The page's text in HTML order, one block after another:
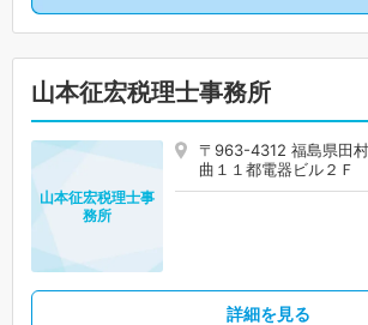
山本征宏税理士事務所
〒963-4312 福島県田
曲１１都電器ビル２Ｆ
山本征宏税理士事
務所
詳細を見る